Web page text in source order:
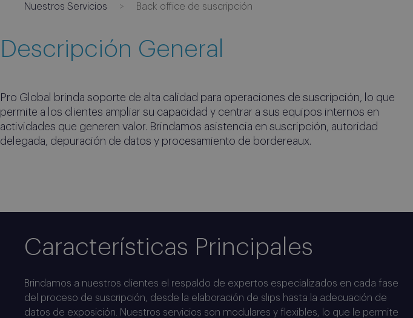
Nuestros Servicios Back office de suscripción
Descripción General
Pro Global brinda soporte de alta calidad para operaciones de suscripción, lo que
permite a los clientes ampliar su capacidad y centrar a sus equipos internos en
actividades que generen valor. Brindamos asistencia en suscripción, autoridad
delegada, depuración de datos y procesamiento de bordereaux.
Características Principales
Brindamos a nuestros clientes el respaldo de expertos especializados en cada fase
del proceso de suscripción, desde la elaboración de slips hasta la adecuación de
datos de exposición. Nuestros servicios son modulares y flexibles, lo que le permite